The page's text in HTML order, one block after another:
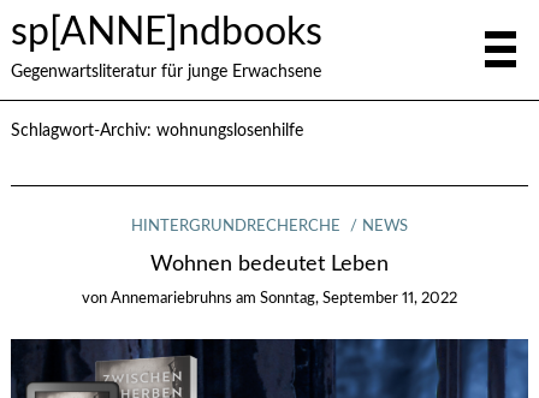
sp[ANNE]ndbooks
Gegenwartsliteratur für junge Erwachsene
Schlagwort-Archiv: wohnungslosenhilfe
HINTERGRUNDRECHERCHE NEWS
Wohnen bedeutet Leben
von Annemariebruhns am Sonntag, September 11, 2022